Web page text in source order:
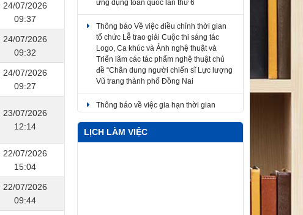
24/07/2026
09:37
24/07/2026
09:32
24/07/2026
09:27
23/07/2026
12:14
22/07/2026
15:04
22/07/2026
09:44
Thông báo Về việc điều chỉnh thời gian
tổ chức Lễ trao giải Cuộc thi sáng tác
Logo, Ca khúc và Ảnh nghệ thuật và
Triển lãm các tác phẩm nghệ thuật chủ
đề “Chân dung người chiến sĩ Lực lượng
Vũ trang thành phố Đồng Nai
Thông báo về việc gia hạn thời gian
nhận tác phẩm tham dự Cuộc thi sáng
Việt Nam
LỊCH LÀM VIỆC